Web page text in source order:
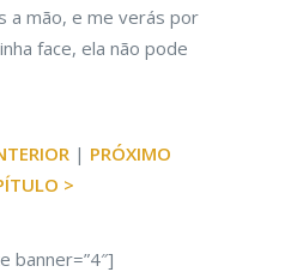
a mão, e me verás por
face, ela não pode
| PRÓXIMO
>
banner=”4″]